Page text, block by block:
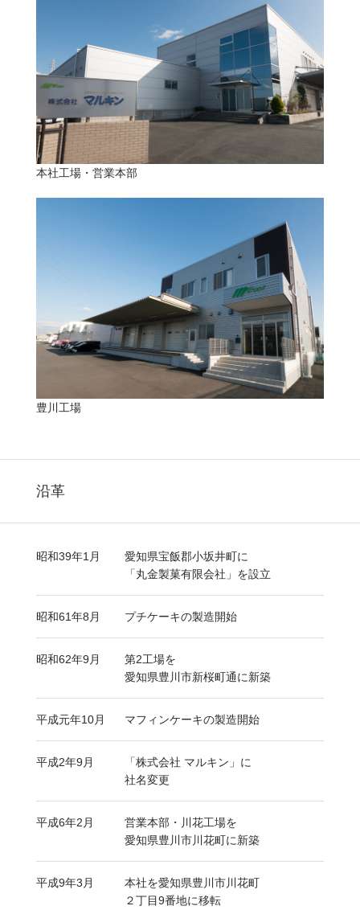
本社工場・営業本部
豊川工場
沿革
昭和39年1月
愛知県宝飯郡小坂井町に
「丸金製菓有限会社」を設立
昭和61年8月 プチケーキの製造開始
昭和62年9月
第2工場を
愛知県豊川市新桜町通に新築
平成元年10月 マフィンケーキの製造開始
平成2年9月
「株式会社 マルキン」に
社名変更
平成6年2月
営業本部・川花工場を
愛知県豊川市川花町に新築
平成9年3月
本社を愛知県豊川市川花町
２丁目9番地に移転